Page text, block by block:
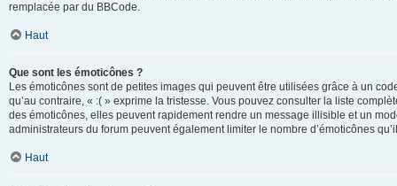
remplacée par du BBCode.
Haut
Que sont les émoticônes ?
Les émoticônes sont de petites images qui peuvent être utilisées grâce à un
qu’au contraire, « :( » exprime la tristesse. Vous pouvez consulter la liste
des émoticônes, elles peuvent rapidement rendre un message illisible et un
administrateurs du forum peuvent également limiter le nombre d’émoticônes
Haut